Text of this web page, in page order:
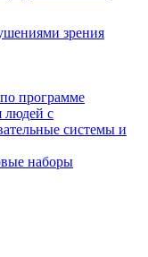
зрения
программе
людей с
системы и
наборы